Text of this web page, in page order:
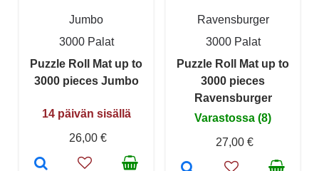
Jumbo
3000 Palat
Puzzle Roll Mat up to
3000 pieces Jumbo
14 päivän sisällä
26,00 €
Ravensburger
3000 Palat
Puzzle Roll Mat up to
3000 pieces
Ravensburger
Varastossa (8)
27,00 €